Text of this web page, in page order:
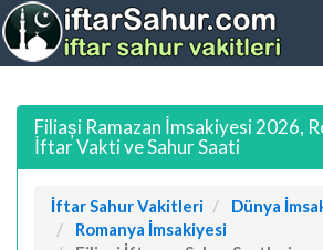
Filiași Ramazan İmsakiyesi 2026,
İftar Vakti ve Sahur Saati
İftar Sahur Vakitleri
Dünya
Romanya İmsakiyesi